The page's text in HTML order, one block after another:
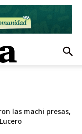
las machi presas,